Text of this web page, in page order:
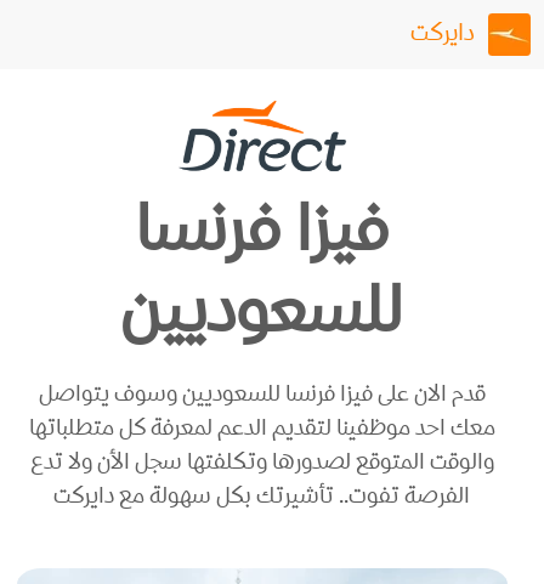
دايركت
فيزا فرنسا
للسعوديين
قدم الان على فيزا فرنسا للسعوديين وسوف يتواصل
معك احد موظفينا لتقديم الدعم لمعرفة كل متطلباتها
والوقت المتوقع لصدورها وتكلفتها سجل الأن ولا تدع
الفرصة تفوت.. تأشيرتك بكل سهولة مع دايركت